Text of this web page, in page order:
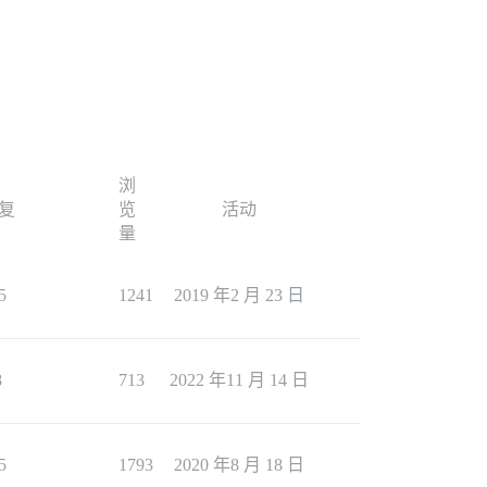
浏
览
量
活动
1241 2019 年2 月 23 日
713 2022 年11 月 14 日
1793 2020 年8 月 18 日